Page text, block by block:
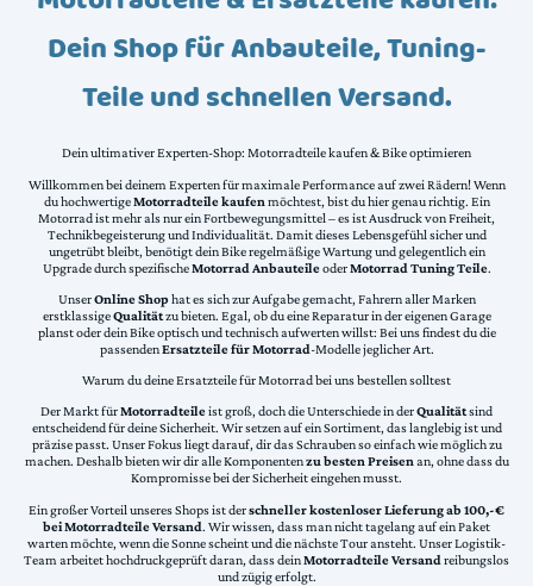
Dein Shop für Anbauteile, Tuning-
Teile und schnellen Versand.
Dein ultimativer Experten-Shop: Motorradteile kaufen & Bike optimieren
Willkommen bei deinem Experten für maximale Performance auf zwei Rädern! Wenn
du hochwertigeMotorradteile kaufen möchtest, bist du hier genau richtig. Ein
Motorrad ist mehr als nur ein Fortbewegungsmittel – es ist Ausdruck von Freiheit,
Technikbegeisterung und Individualität. Damit dieses Lebensgefühl sicher und
ungetrübt bleibt, benötigt dein Bike regelmäßige Wartung und gelegentlich ein
Upgrade durch spezifischeMotorrad AnbauteileoderMotorrad Tuning Teile.
UnserOnline Shophat es sich zur Aufgabe gemacht, Fahrern aller Marken
erstklassigeQualitätzu bieten. Egal, ob du eine Reparatur in der eigenen Garage
planst oder dein Bike optisch und technisch aufwerten willst: Bei uns findest du die
passendenErsatzteile für Motorrad-Modelle jeglicher Art.
Warum du deine Ersatzteile für Motorrad bei uns bestellen solltest
Der Markt fürMotorradteileist groß, doch die Unterschiede in derQualitätsind
entscheidend für deine Sicherheit. Wir setzen auf ein Sortiment, das langlebig ist und
präzise passt. Unser Fokus liegt darauf, dir das Schrauben so einfach wie möglich zu
machen. Deshalb bieten wir dir alle Komponentenzu besten Preisenan, ohne dass du
Kompromisse bei der Sicherheit eingehen musst.
Ein großer Vorteil unseres Shops ist derschneller kostenloser Lieferung ab 100,-€
bei Motorradteile Versand. Wir wissen, dass man nicht tagelang auf ein Paket
warten möchte, wenn die Sonne scheint und die nächste Tour ansteht. Unser Logistik-
Team arbeitet hochdruckgeprüft daran, dass deinMotorradteile Versand reibungslos
und zügig erfolgt.